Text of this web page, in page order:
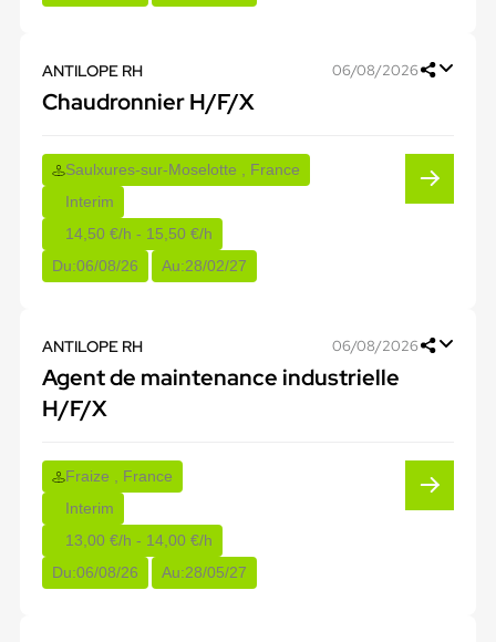
ANTILOPE RH 06/08/2026
Chaudronnier H/F/X
Saulxures-sur-Moselotte , France
Interim
14,50 €/h - 15,50 €/h
Du:06/08/26 Au:28/02/27
ANTILOPE RH 06/08/2026
Agent de maintenance industrielle
H/F/X
Fraize , France
Interim
13,00 €/h - 14,00 €/h
Du:06/08/26 Au:28/05/27